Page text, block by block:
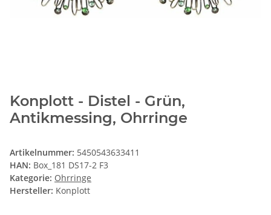
Konplott - Distel - Grün,
Antikmessing, Ohrringe
Artikelnummer: 5450543633411
HAN: Box_181 DS17-2 F3
Kategorie: Ohrringe
Hersteller: Konplott